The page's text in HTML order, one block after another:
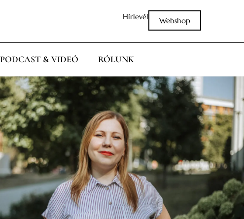
Hírlevél Webshop
PODCAST & VIDEÓ RÓLUNK